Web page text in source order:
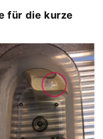
für die kurze